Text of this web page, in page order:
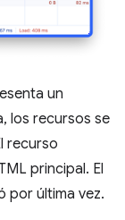
un
los recursos se
recurso
principal. El
por última vez.